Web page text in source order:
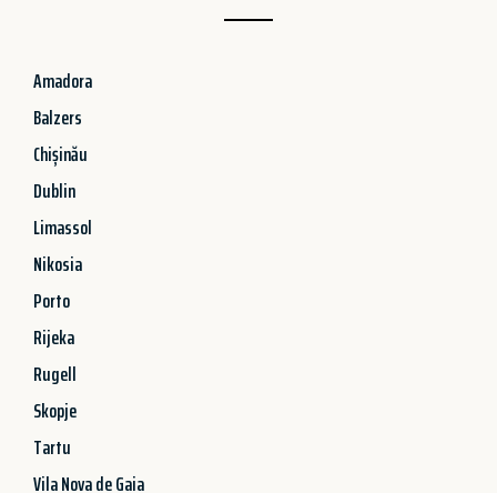
Amadora
Balzers
Chișinău
Dublin
Limassol
Nikosia
Porto
Rijeka
Rugell
Skopje
Tartu
Vila Nova de Gaia